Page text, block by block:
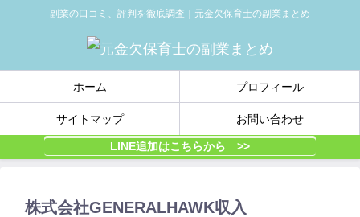
副業の口コミ、評判を徹底調査｜元金欠保育士の副業まとめ
ホーム プロフィール
サイトマップ お問い合わせ
LINE追加はこちらから >>
株式会社GENERALHAWK収入